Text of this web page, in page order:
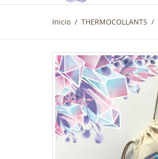
Inicio THERMOCOLLANTS